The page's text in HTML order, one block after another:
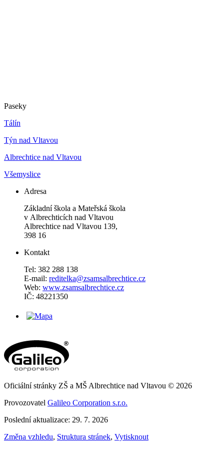
Paseky
Tálín
Týn nad Vltavou
Albrechtice nad Vltavou
Všemyslice
Adresa
Základní škola a Mateřská škola
v Albrechticích nad Vltavou
Albrechtice nad Vltavou 139,
398 16
Kontakt
Tel: 382 288 138
E-mail: reditelka@zsamsalbrechtice.cz
Web: www.zsamsalbrechtice.cz
IČ: 48221350
Oficiální stránky ZŠ a MŠ Albrechtice nad Vltavou © 2026
Provozovatel Galileo Corporation s.r.o.
Poslední aktualizace: 29. 7. 2026
Změna vzhledu, Struktura stránek, Vytisknout